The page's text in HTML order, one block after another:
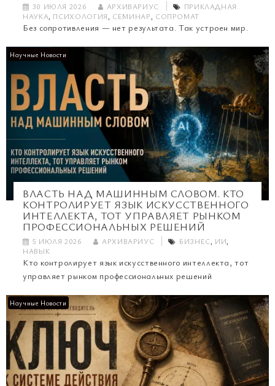
30 ИЮЛЯ 2026 АРХИВАРИУС
ПРИКЛАДНАЯ
НАУКА, ПСИХОЛОГИЯ, СЕМИНАР, СОПРОМАТ
Без сопротивления — нет результата. Так устроен мир.
Научные Новости
ВЛАСТЬ НАД МАШИННЫМ СЛОВОМ. КТО
КОНТРОЛИРУЕТ ЯЗЫК ИСКУССТВЕННОГО
ИНТЕЛЛЕКТА, ТОТ УПРАВЛЯЕТ РЫНКОМ
ПРОФЕССИОНАЛЬНЫХ РЕШЕНИЙ
5 ИЮЛЯ 2026 АРХИВАРИУС БИЗНЕС, ИИ,
НАВЫК
Кто контролирует язык искусственного интеллекта, тот
управляет рынком профессиональных решений
Научные Новости